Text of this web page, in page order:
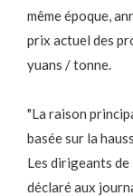
même époque,
prix actuel des
yuans / tonne.
"La raison
basée sur la
Les dirigeants
déclaré aux